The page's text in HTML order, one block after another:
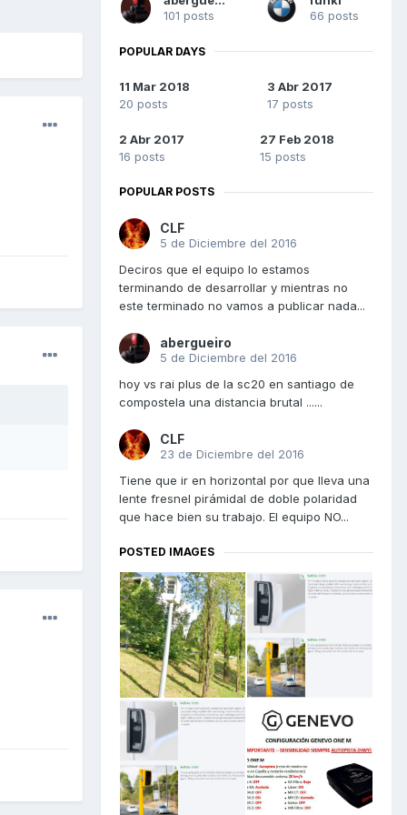
101 posts
66 posts
POPULAR DAYS
11 Mar 2018
20 posts
3 Abr 2017
17 posts
2 Abr 2017
16 posts
27 Feb 2018
15 posts
POPULAR POSTS
CLF
5 de Diciembre del 2016
Deciros que el equipo lo estamos
terminando de desarrollar y mientras no
este terminado no vamos a publicar nada...
abergueiro
5 de Diciembre del 2016
hoy vs rai plus de la sc20 en santiago de
compostela una distancia brutal ......
CLF
23 de Diciembre del 2016
Tiene que ir en horizontal por que lleva una
lente fresnel pirámidal de doble polaridad
que hace bien su trabajo. El equipo NO...
POSTED IMAGES